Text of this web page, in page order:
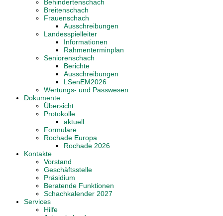
Behindertenschach
Breitenschach
Frauenschach
Ausschreibungen
Landesspielleiter
Informationen
Rahmenterminplan
Seniorenschach
Berichte
Ausschreibungen
LSenEM2026
Wertungs- und Passwesen
Dokumente
Übersicht
Protokolle
aktuell
Formulare
Rochade Europa
Rochade 2026
Kontakte
Vorstand
Geschäftsstelle
Präsidium
Beratende Funktionen
Schachkalender 2027
Services
Hilfe